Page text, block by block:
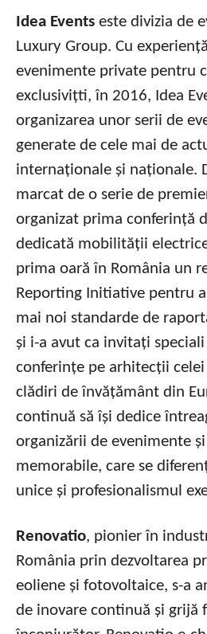
Idea Events este divizia de
Luxury Group. Cu
evenimente private pentru
exclusivițti, în 2016, Idea
organizarea unor serii de
generate de cele mai de
internaționale și naționale.
marcat de o serie de
organizat prima conferință
dedicată mobilității
prima oară în România un
Reporting Initiative pentru
mai noi standarde de
și i-a avut ca invitați
conferințe pe arhitecții
clădiri de învățământ din
continuă să își dedice
organizării de evenimente
memorabile, care se
unice și profesionalismul
Renovatio, pionier în
România prin dezvoltarea
eoliene și fotovoltaice, s-a
de inovare continuă și grijă